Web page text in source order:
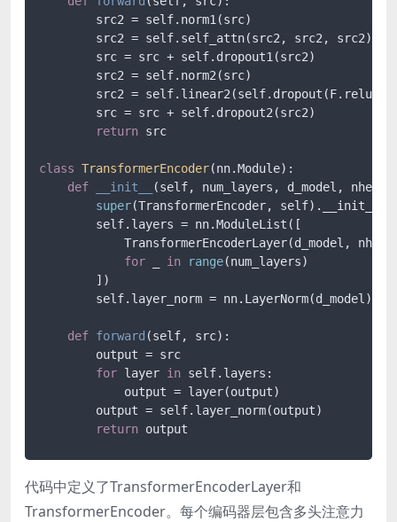
        src2 = self.norm1(src)
        src2 = self.self_attn(src2, src2, src2)[
        src = src + self.dropout1(src2)
        src2 = self.norm2(src)
src2 =
        src = src + self.dropout2(src2)
return src
class TransformerEncoder(nn.Module):
def
__init__ (self, num_layers, d_model, nhead,
super(TransformerEncoder, self).__init__()
        self.layers = nn.ModuleList([
TransformerEncoderLayer(d_model,
for
in range(num_layers)
        ])
        self.layer_norm = nn.LayerNorm(d_model)
def forward (self, src):
        output = src
for layer in self.layers:
            output = layer(output)
        output = self.layer_norm(output)
return output
代码中定义了TransformerEncoderLayer和
TransformerEncoder。每个编码器层包含多头注意力